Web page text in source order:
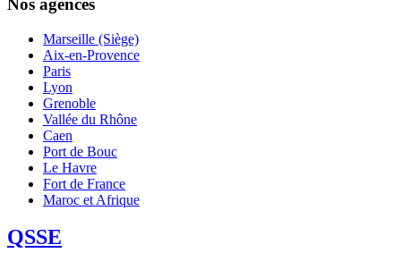
Nos agences
Marseille (Siège)
Aix-en-Provence
Paris
Lyon
Grenoble
Vallée du Rhône
Caen
Port de Bouc
Le Havre
Fort de France
Maroc et Afrique
QSSE